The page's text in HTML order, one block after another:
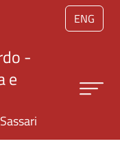
contenuto principale
ENG
-
e